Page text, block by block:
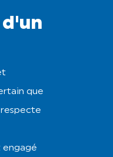
que
respecte
engagé